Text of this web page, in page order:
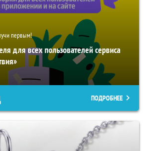
первым!
для всех пользователей сервиса
ПОДРОБНЕЕ